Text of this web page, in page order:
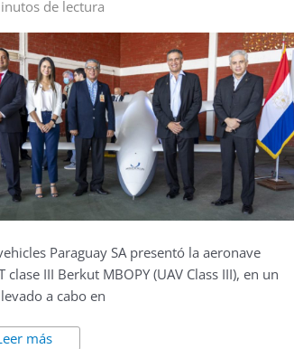
de lectura
Paraguay SA presentó la aeronave
clase III Berkut MBOPY (UAV Class III), en un
a cabo en
más